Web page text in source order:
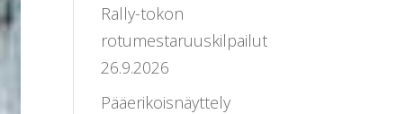
Rally-tokon
rotumestaruuskilpailut
26.9.2026
Pääerikoisnäyttely